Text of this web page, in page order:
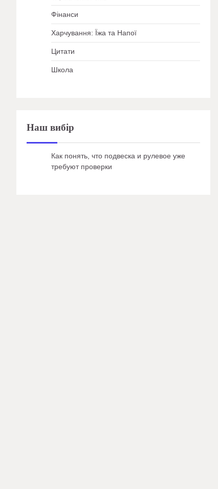
Фінанси
Харчування: Їжа та Напої
Цитати
Школа
Наш вибір
Как понять, что подвеска и рулевое уже
требуют проверки